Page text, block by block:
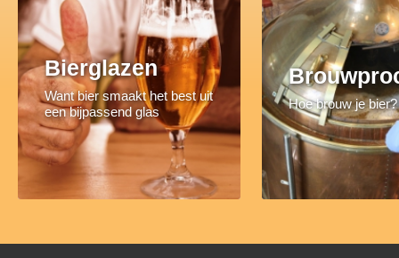
Bierglazen
Want bier smaakt het best uit
een bijpassend glas
Hoe brouw je bier?